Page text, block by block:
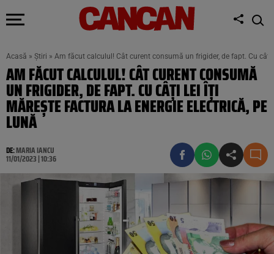
Acasă » Știri » Am făcut calculul! Cât curent consumă un frigider, de fapt. Cu
AM FĂCUT CALCULUL! CÂT CURENT CONSUMĂ
UN FRIGIDER, DE FAPT. CU CÂȚI LEI ÎȚI
MĂREȘTE FACTURA LA ENERGIE ELECTRICĂ, PE
LUNĂ
DE:MARIA IANCU
11/01/2023 | 10:36